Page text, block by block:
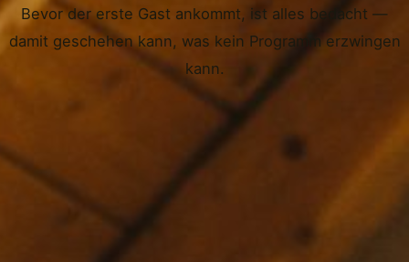
Bevor der erste Gast ankommt, ist alles bedacht —
damit geschehen kann, was kein Programm erzwingen
kann.